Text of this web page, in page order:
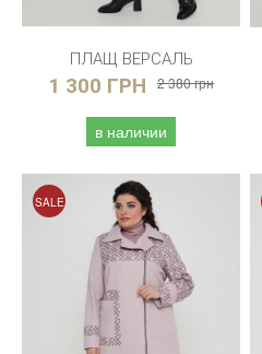
ПЛАЩ ВЕРСАЛЬ
1 300 ГРН 2 380 грн
в наличии
SALE